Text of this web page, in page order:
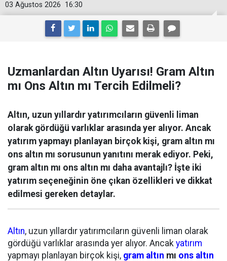
16:30
03 Ağustos 2026
Uzmanlardan Altın Uyarısı! Gram Altın
mı Ons Altın mı Tercih Edilmeli?
Altın, uzun yıllardır yatırımcıların güvenli liman
olarak gördüğü varlıklar arasında yer alıyor. Ancak
yatırım yapmayı planlayan birçok kişi, gram altın mı
ons altın mı sorusunun yanıtını merak ediyor. Peki,
gram altın mı ons altın mı daha avantajlı? İşte iki
yatırım seçeneğinin öne çıkan özellikleri ve dikkat
edilmesi gereken detaylar.
Altın, uzun yıllardır yatırımcıların güvenli liman olarak
gördüğü varlıklar arasında yer alıyor. Ancak yatırım
yapmayı planlayan birçok kişi, gram altın mı ons altın